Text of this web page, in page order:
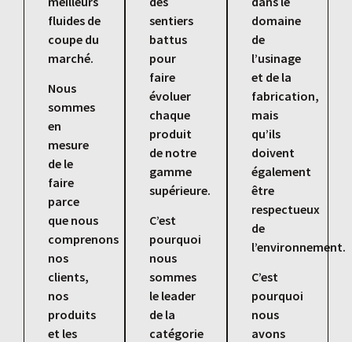
fluides de
coupe du
marché.
Nous
sommes
en
mesure
de le
faire
parce
que nous
comprenons
nos
clients,
nos
produits
et les
sentiers
battus
pour
faire
évoluer
chaque
produit
de notre
gamme
supérieure.
C’est
pourquoi
nous
sommes
le leader
de la
catégorie
domaine
de
l’usinage
et de la
fabrication,
mais
qu’ils
doivent
également
être
respectueux
de
l’environnement.
C’est
pourquoi
nous
avons